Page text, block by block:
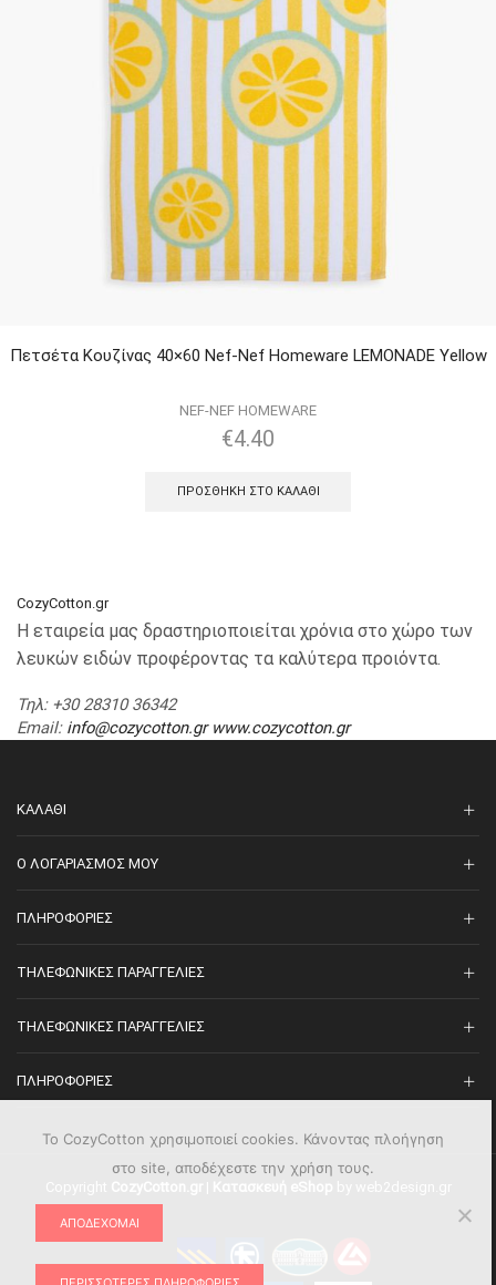
Πετσέτα Κουζίνας 40×60 Nef-Nef Homeware LEMONADE Yellow
NEF-NEF HOMEWARE
€4.40
ΠΡΟΣΘΉΚΗ ΣΤΟ ΚΑΛΆΘΙ
CozyCotton.gr
Η εταιρεία μας δραστηριοποιείται χρόνια στο χώρο των
λευκών ειδών προφέροντας τα καλύτερα προιόντα.
Τηλ: +30 28310 36342
Email: info@cozycotton.gr www.cozycotton.gr
ΚΑΛΆΘΙ
O ΛΟΓΑΡΙΑΣΜΌΣ ΜΟΥ
ΠΛΗΡΟΦΟΡΊΕΣ
ΤΗΛΕΦΩΝΙΚΈΣ ΠΑΡΑΓΓΕΛΊΕΣ
ΤΗΛΕΦΩΝΙΚΈΣ ΠΑΡΑΓΓΕΛΊΕΣ
ΠΛΗΡΟΦΟΡΊΕΣ
Το CozyCotton χρησιμοποιεί cookies. Κάνοντας πλοήγηση
στο site, αποδέχεστε την χρήση τους.
ΑΠΟΔΈΧΟΜΑΙ